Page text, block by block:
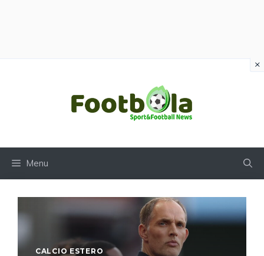
Menu
CALCIO ESTERO
×